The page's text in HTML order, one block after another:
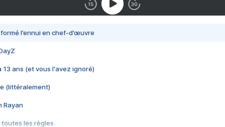
l’ennui en chef-d’œuvre
13 ans (et vous l'avez ignoré)
(littéralement)
Rayan
toutes les règles